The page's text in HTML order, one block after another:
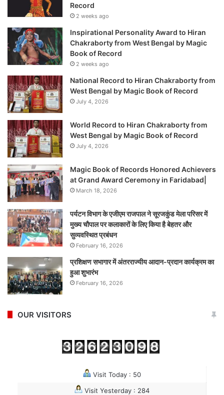
Record
2 weeks ago
Inspirational Personality Award to Hiran
Chakraborty from West Bengal by Magic
Book of Record
2 weeks ago
National Record to Hiran Chakraborty from
West Bengal by Magic Book of Record
July 4, 2026
World Record to Hiran Chakraborty from
West Bengal by Magic Book of Record
July 4, 2026
Magic Book of Records Honored Achievers
at Grand Award Ceremony in Faridabad|
March 18, 2026
पर्यटन विभाग के एजीएम राजपाल ने सूरजकुंड मेला परिसर में
मुख्य चौपाल पर कलाकारों के लिए किया है बेहतर और
सुव्यवस्थित प्रबंधन
February 16, 2026
प्रशिक्षण सभागार में अंतरराज्यीय आदान-प्रदान कार्यक्रम का
हुआ शुभारंभ
February 16, 2026
OUR VISITORS
Visit Today : 50
Visit Yesterday : 284